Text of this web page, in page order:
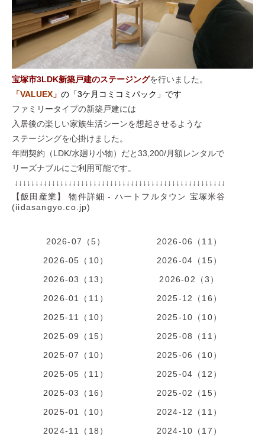
宝塚市3LDK新築戸建のステージングを行いました。
「VALUEX 」 の「3ケ月コミコミパック」です
ファミリータイプの新築戸建には
入居後の楽しい家族生活シーンを想起させるような
ステージングを心掛けました。
年間契約（LDK/水廻り小物）だと33,200/月額レンタルで
リーズナブルにご利用可能です。
↓↓↓↓↓↓↓↓↓↓↓↓↓↓↓↓↓↓↓↓↓↓↓↓↓↓↓↓↓↓↓↓↓↓↓↓↓↓↓↓↓↓↓↓↓↓↓↓↓↓↓
【飯田産業】 物件詳細 - ハートフルタウン 宝塚米谷
(iidasangyo.co.jp)
2026-07（5）
2026-06（11）
2026-05（10）
2026-04（15）
2026-03（13）
2026-02（3）
2026-01（11）
2025-12（16）
2025-11（10）
2025-10（10）
2025-09（15）
2025-08（11）
2025-07（10）
2025-06（10）
2025-05（11）
2025-04（12）
2025-03（16）
2025-02（15）
2025-01（10）
2024-12（11）
2024-11（18）
2024-10（17）